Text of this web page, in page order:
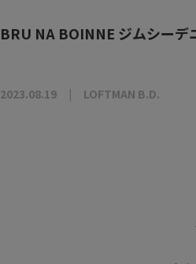
BRU NA BOINNE ジムシーデ
2023.08.19 LOFTMAN B.D.